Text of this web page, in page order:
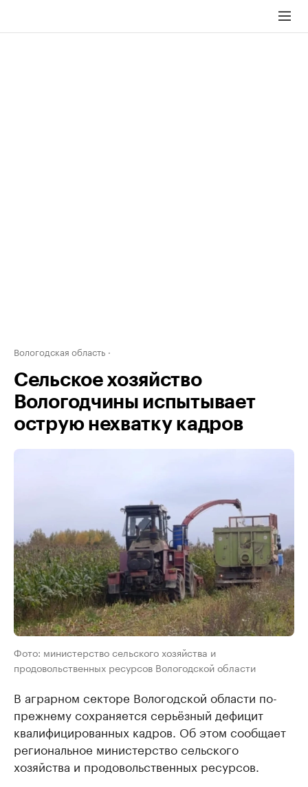
Вологодская область
Сельское хозяйство
Вологодчины испытывает
острую нехватку кадров
Фото: министерство сельского хозяйства и
продовольственных ресурсов Вологодской области
В аграрном секторе Вологодской области по-
прежнему сохраняется серьёзный дефицит
квалифицированных кадров. Об этом сообщает
региональное министерство сельского
хозяйства и продовольственных ресурсов.